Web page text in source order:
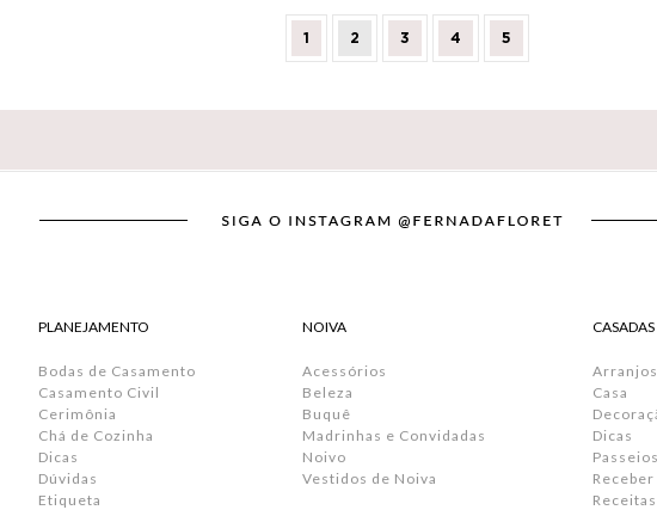
1 2 3 4 5
PLANEJAMENTO
Bodas de Casamento
Casamento Civil
Cerimônia
Chá de Cozinha
Dicas
Dúvidas
Etiqueta
NOIVA
Acessórios
Beleza
Buquê
Madrinhas e Convidadas
Noivo
Vestidos de Noiva
CASADAS
Casa
Dicas
Passeios
Receber
Receitas